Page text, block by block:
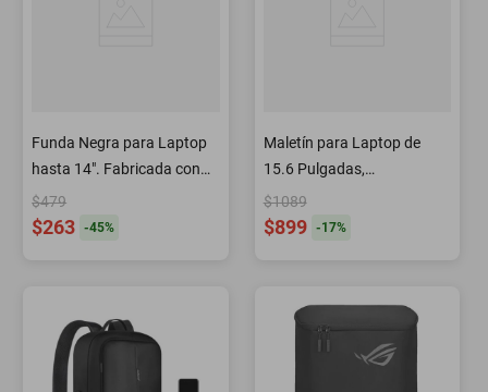
Funda Negra para Laptop
hasta 14". Fabricada con
RPET Ecológico Reciclado,
Resistente al Agua, Doble
$479
$263 -45%
Maletín para Laptop de
15.6 Pulgadas,
Impermeable Color Negro
$1089
$899 -17%